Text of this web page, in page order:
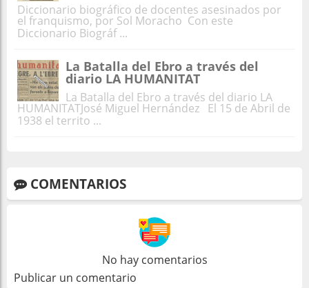
Diccionario biográfico de docentes asesinados por
el franquismo, por Sol Moracho Con este
Diccionario Biográf ...
La Batalla del Ebro a través del
diario LA HUMANITAT
La Batalla del Ebro a través del diario LA
HUMANITATJosé Miguel Hernández El 15 de Abril de
1938 el territo ...
COMENTARIOS
No hay comentarios
Publicar un comentario